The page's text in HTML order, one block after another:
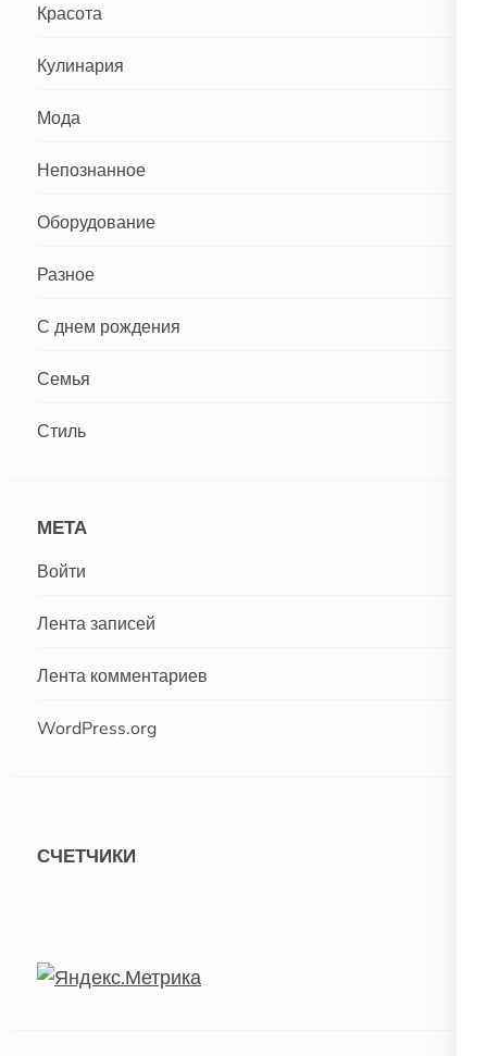
Красота
Кулинария
Мода
Непознанное
Оборудование
Разное
С днем рождения
Семья
Стиль
МЕТА
Войти
Лента записей
Лента комментариев
WordPress.org
СЧЕТЧИКИ